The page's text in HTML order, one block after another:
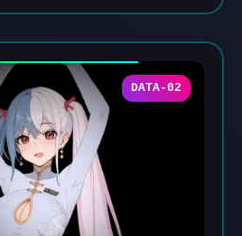
DATA-02